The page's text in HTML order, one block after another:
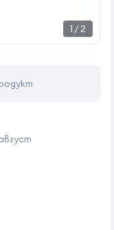
1 /2